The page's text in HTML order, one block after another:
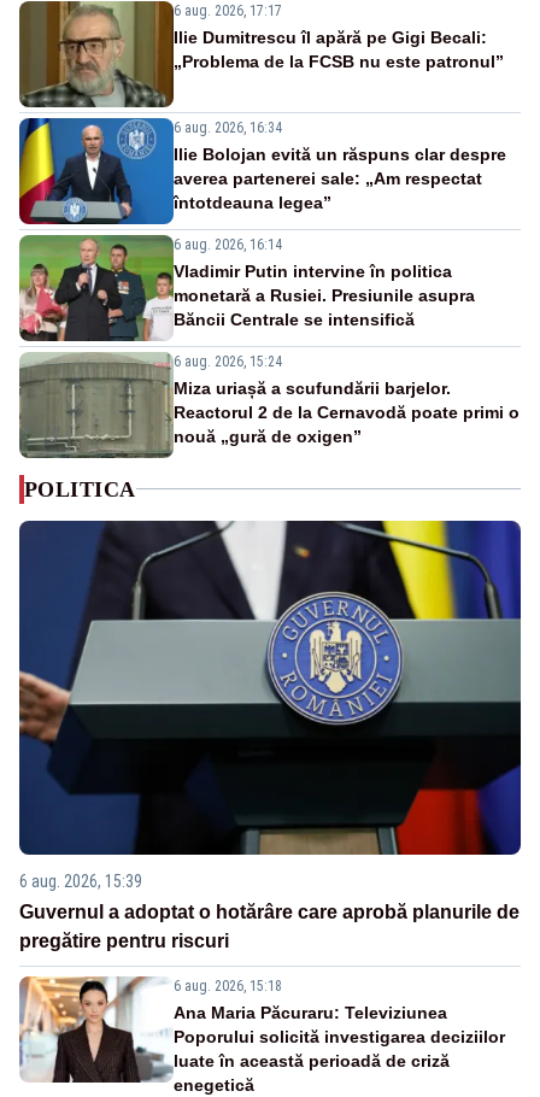
6 aug. 2026, 17:17
Ilie Dumitrescu îl apără pe Gigi Becali:
„Problema de la FCSB nu este patronul”
6 aug. 2026, 16:34
Ilie Bolojan evită un răspuns clar despre
averea partenerei sale: „Am respectat
întotdeauna legea”
6 aug. 2026, 16:14
Vladimir Putin intervine în politica
monetară a Rusiei. Presiunile asupra
Băncii Centrale se intensifică
6 aug. 2026, 15:24
Miza uriașă a scufundării barjelor.
Reactorul 2 de la Cernavodă poate primi o
nouă „gură de oxigen”
POLITICA
6 aug. 2026, 15:39
Guvernul a adoptat o hotărâre care aprobă planurile de
pregătire pentru riscuri
6 aug. 2026, 15:18
Ana Maria Păcuraru: Televiziunea
Poporului solicită investigarea deciziilor
luate în această perioadă de criză
enegetică